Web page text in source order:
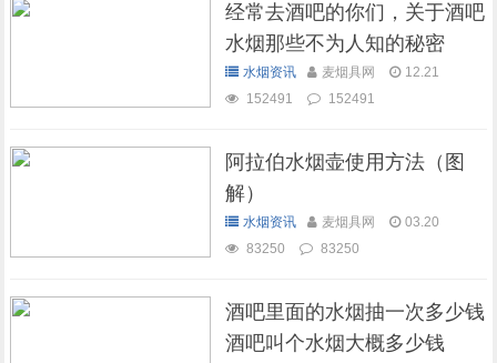
经常去酒吧的你们，关于酒吧
水烟那些不为人知的秘密
水烟资讯 麦烟具网
12.21
152491
152491
阿拉伯水烟壶使用方法（图
解）
水烟资讯 麦烟具网
03.20
83250
83250
酒吧里面的水烟抽一次多少钱
酒吧叫个水烟大概多少钱